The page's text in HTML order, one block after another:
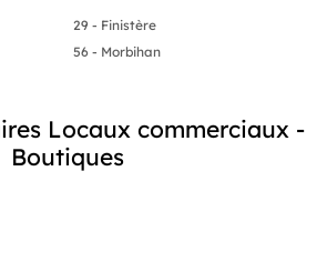
29 - Finistère
56 - Morbihan
Locaux commerciaux -
Boutiques